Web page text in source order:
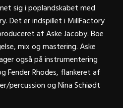
sig i poplandskabet med
Det er indspillet i MillFactory
af Aske Jacoby. Boe
mix og mastering. Aske
også på instrumentering
Fender Rhodes, flankeret af
percussion og Nina Schiødt